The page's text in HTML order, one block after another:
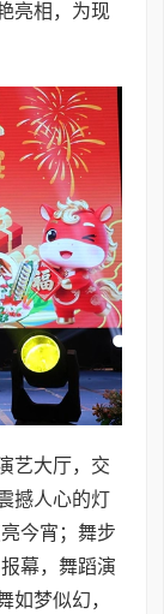
亮相，为现
艺大厅，交
撼人心的灯
今宵；舞步
幕，舞蹈演
如梦似幻，